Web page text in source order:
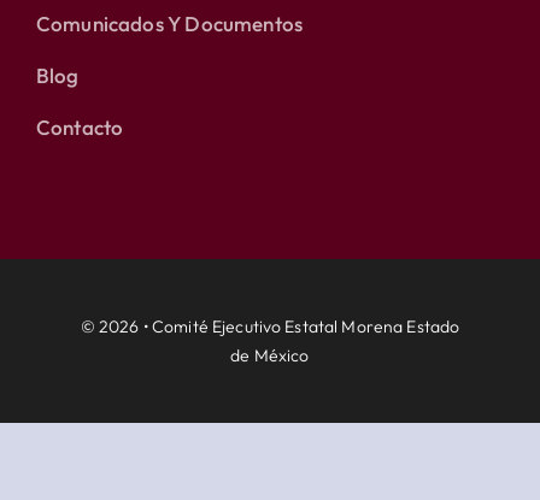
Comunicados Y Documentos
Blog
Contacto
© 2026 • Comité Ejecutivo Estatal Morena Estado
de México